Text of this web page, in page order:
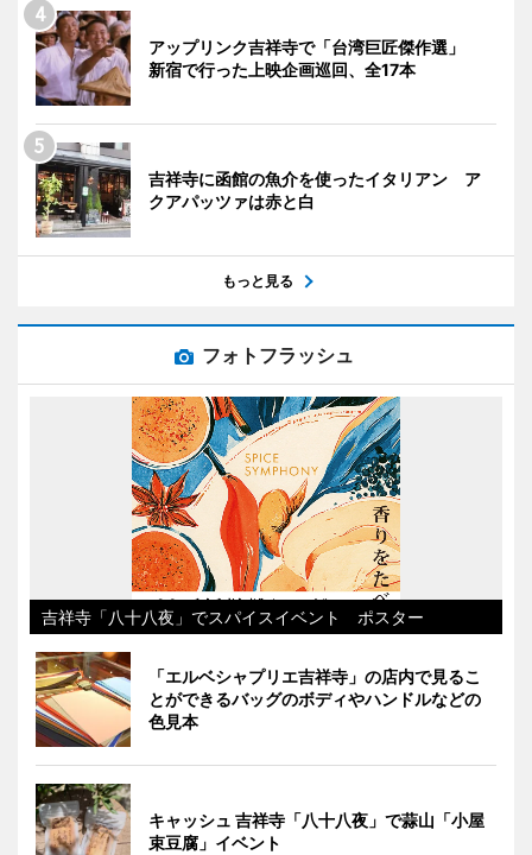
アップリンク吉祥寺で「台湾巨匠傑作選」
新宿で行った上映企画巡回、全17本
吉祥寺に函館の魚介を使ったイタリアン ア
クアパッツァは赤と白
もっと見る
フォトフラッシュ
吉祥寺「八十八夜」でスパイスイベント ポスター
「エルベシャプリエ吉祥寺」の店内で見るこ
とができるバッグのボディやハンドルなどの
色見本
キャッシュ 吉祥寺「八十八夜」で蒜山「小屋
束豆腐」イベント